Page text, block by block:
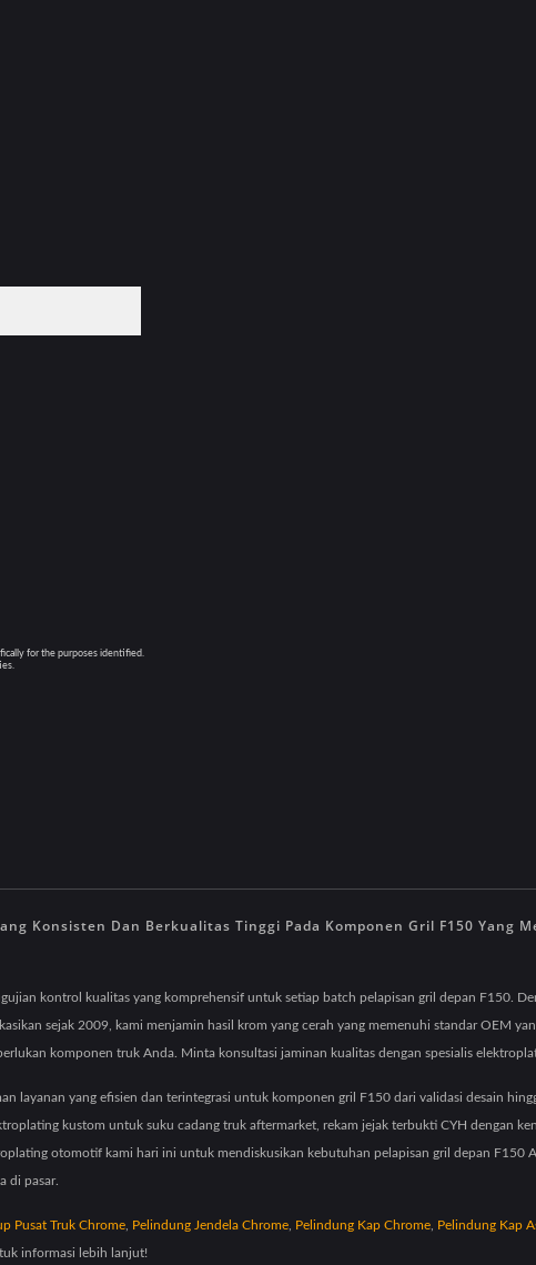
Konsisten Dan Berkualitas Tinggi Pada Komponen Gril F150 Yang
kontrol kualitas yang komprehensif untuk setiap batch pelapisan gril depan F150.
sejak 2009, kami menjamin hasil krom yang cerah yang memenuhi standar OEM
komponen truk Anda. Minta konsultasi jaminan kualitas dengan spesialis
layanan yang efisien dan terintegrasi untuk komponen gril F150 dari validasi desain
kustom untuk suku cadang truk aftermarket, rekam jejak terbukti CYH dengan
otomotif kami hari ini untuk mendiskusikan kebutuhan pelapisan gril depan F150
di pasar.
Pusat Truk Chrome Pelindung Jendela Chrome Pelindung Kap Chrome Pelindung Kap
informasi lebih lanjut!